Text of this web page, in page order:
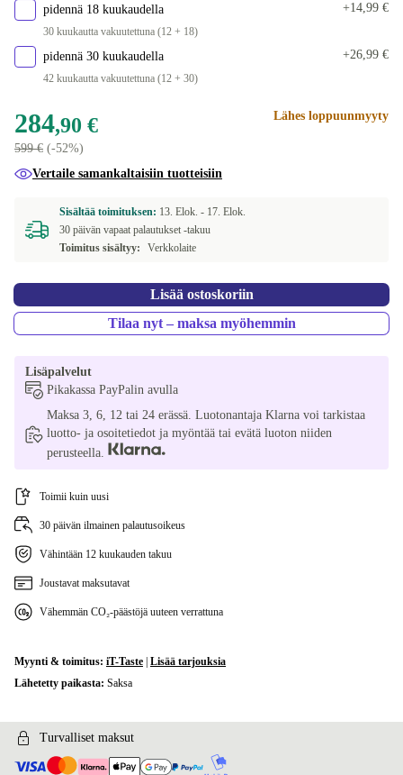
pidennä 18 kuukaudella
30 kuukautta vakuutettuna (12 + 18)
+14,99 €
pidennä 30 kuukaudella
42 kuukautta vakuutettuna (12 + 30)
+26,99 €
284,90 €
599 € (-52%)
Lähes loppuunmyyty
Vertaile samankaltaisiin tuotteisiin
Sisältää toimituksen: 13. Elok. - 17. Elok.
30 päivän vapaat palautukset -takuu
Toimitus sisältyy:
Verkkolaite
Lisää ostoskoriin
Tilaa nyt – maksa myöhemmin
Lisäpalvelut
Pikakassa PayPalin avulla
Maksa 3, 6, 12 tai 24 erässä. Luotonantaja Klarna voi tarkistaa
luotto- ja osoitetiedot ja myöntää tai evätä luoton niiden
perusteella.
Toimii kuin uusi
30 päivän ilmainen palautusoikeus
Vähintään 12 kuukauden takuu
Joustavat maksutavat
Vähemmän CO₂-päästöjä uuteen verrattuna
Myynti & toimitus: iT-Taste Lisää tarjouksia
Lähetetty paikasta: Saksa
Turvalliset maksut